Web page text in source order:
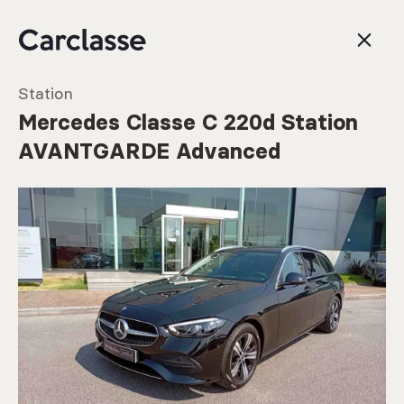
Station
Mercedes Classe C 220d Station
AVANTGARDE Advanced